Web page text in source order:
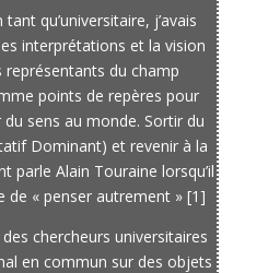
qu’universitaire, j’avais
interprétations et la vision
représentants du champ
points de repères pour
sens au monde. Sortir du
Dominant) et revenir à la
parle Alain Touraine lorsqu’il
de « penser autrement » [1]
chercheurs universitaires
en commun sur des objets